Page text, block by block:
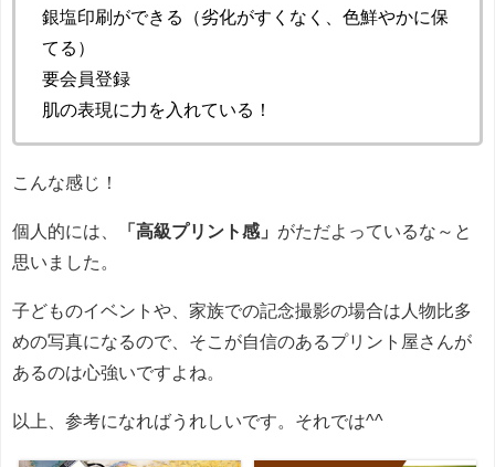
銀塩印刷ができる（劣化がすくなく、色鮮やかに保
てる）
要会員登録
肌の表現に力を入れている！
こんな感じ！
個人的には、 「高級プリント感」 がただよっているな～と
思いました。
子どものイベントや、家族での記念撮影の場合は人物比多
めの写真になるので、そこが自信のあるプリント屋さんが
あるのは心強いですよね。
以上、参考になればうれしいです。それでは^^